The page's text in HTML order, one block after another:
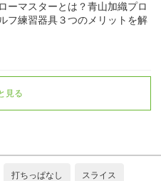
ーマスターとは？青山加織プロ
フ練習器具３つのメリットを解
見る
打ちっぱなし スライス